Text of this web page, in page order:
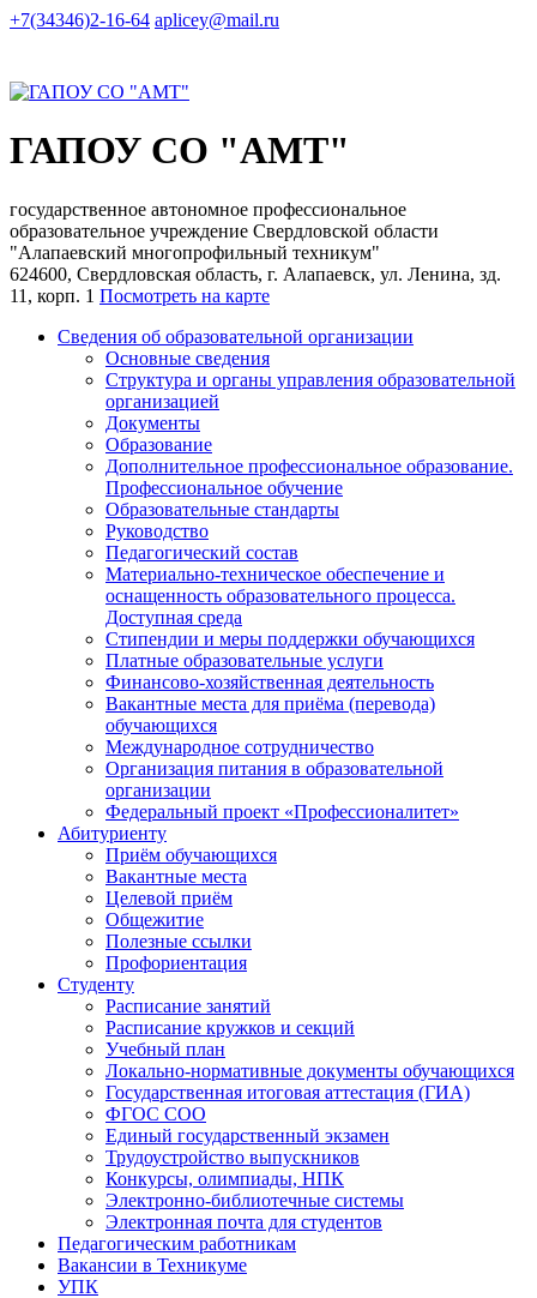
+7(34346)2-16-64 aplicey@mail.ru
ГАПОУ СО "АМТ"
государственное автономное профессиональное
образовательное учреждение Свердловской области
"Алапаевский многопрофильный техникум"
624600, Свердловская область, г. Алапаевск, ул. Ленина, зд.
11, корп. 1 Посмотреть на карте
Сведения об образовательной организации
Основные сведения
Структура и органы управления образовательной
организацией
Документы
Образование
Дополнительное профессиональное образование.
Профессиональное обучение
Образовательные стандарты
Руководство
Педагогический состав
Материально-техническое обеспечение и
оснащенность образовательного процесса.
Доступная среда
Стипендии и меры поддержки обучающихся
Платные образовательные услуги
Финансово-хозяйственная деятельность
Вакантные места для приёма (перевода)
обучающихся
Международное сотрудничество
Организация питания в образовательной
организации
Федеральный проект «Профессионалитет»
Абитуриенту
Приём обучающихся
Вакантные места
Целевой приём
Общежитие
Полезные ссылки
Профориентация
Студенту
Расписание занятий
Расписание кружков и секций
Учебный план
Локально-нормативные документы обучающихся
Государственная итоговая аттестация (ГИА)
ФГОС СОО
Единый государственный экзамен
Трудоустройство выпускников
Конкурсы, олимпиады, НПК
Электронно-библиотечные системы
Электронная почта для студентов
Педагогическим работникам
Вакансии в Техникуме
УПК